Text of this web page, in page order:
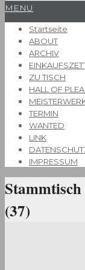
Primary
Menu
MENU
Startseite
ABOUT
ARCHIV
ZU TISCH
HALL OF
TERMIN
WANTED
LINK
IMPRESSUM
(37)